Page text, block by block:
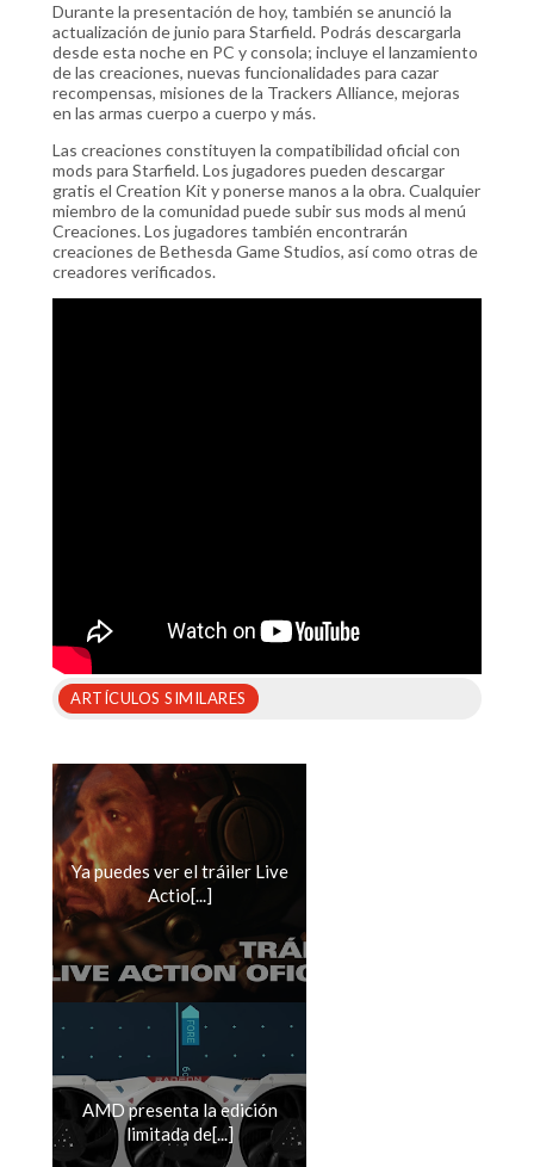
Durante la presentación de hoy, también se anunció la
actualización de junio para Starfield. Podrás descargarla
desde esta noche en PC y consola; incluye el lanzamiento
de las creaciones, nuevas funcionalidades para cazar
recompensas, misiones de la Trackers Alliance, mejoras
en las armas cuerpo a cuerpo y más.
Las creaciones constituyen la compatibilidad oficial con
mods para Starfield. Los jugadores pueden descargar
gratis el Creation Kit y ponerse manos a la obra. Cualquier
miembro de la comunidad puede subir sus mods al menú
Creaciones. Los jugadores también encontrarán
creaciones de Bethesda Game Studios, así como otras de
creadores verificados.
ARTÍCULOS SIMILARES
Ya puedes ver el tráiler Live
Actio[...]
AMD presenta la edición
limitada de[...]